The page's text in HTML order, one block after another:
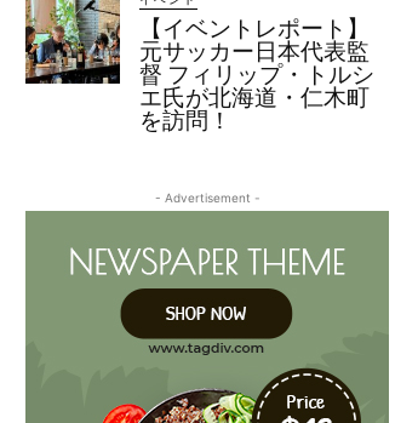
【イベントレポート】
元サッカー日本代表監
督 フィリップ・トルシ
エ氏が北海道・仁木町
を訪問！
- Advertisement -